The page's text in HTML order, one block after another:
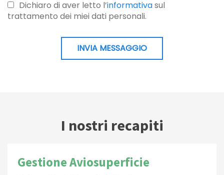
Dichiaro di aver letto l’informativasul
trattamento dei miei dati personali.
INVIA MESSAGGIO
I nostri recapiti
Gestione Aviosuperficie